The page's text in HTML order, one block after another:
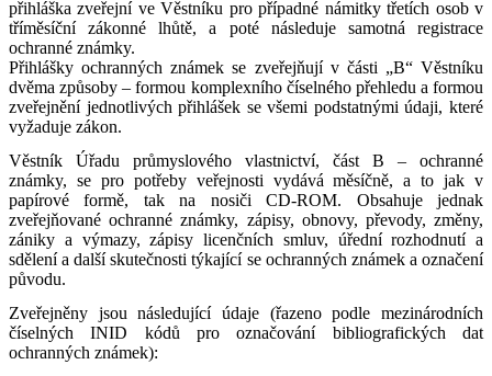
přihláška zveřejní ve Věstníku pro případné námitky třetích osob v
tříměsíční zákonné lhůtě, a poté následuje samotná registrace
ochranné známky.
Přihlášky ochranných známek se zveřejňují v části „B“ Věstníku
dvěma způsoby – formou komplexního číselného přehledu a formou
zveřejnění jednotlivých přihlášek se všemi podstatnými údaji, které
vyžaduje zákon.
Věstník Úřadu průmyslového vlastnictví, část B – ochranné
známky, se pro potřeby veřejnosti vydává měsíčně, a to jak v
papírové formě, tak na nosiči CD-ROM. Obsahuje jednak
zveřejňované ochranné známky, zápisy, obnovy, převody, změny,
zániky a výmazy, zápisy licenčních smluv, úřední rozhodnutí a
sdělení a další skutečnosti týkající se ochranných známek a označení
původu.
Zveřejněny jsou následující údaje (řazeno podle mezinárodních
číselných INID kódů pro označování bibliografických dat
ochranných známek):